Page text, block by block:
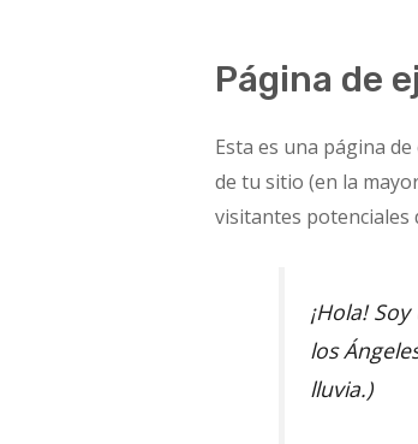
Página de
Esta es una página
de tu sitio (en la
visitantes potenciales
¡Hola!
los
lluvia.)